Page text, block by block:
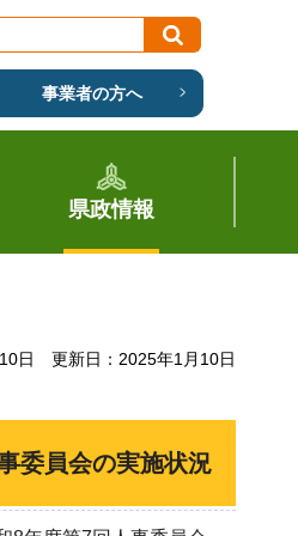
事業者の方へ
県政情報
日 更新日：2025年1月10日
委員会の実施状況